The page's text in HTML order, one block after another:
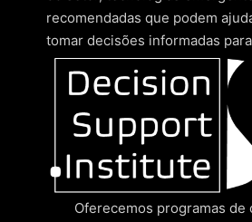
recomendadas que podem
tomar decisões informadas
Oferecemos programas de